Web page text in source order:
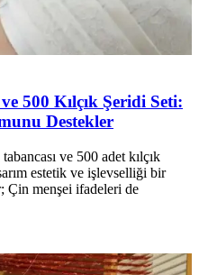
500 Kılçık Şeridi Seti:
Destekler
ve 500 adet kılçık
estetik ve işlevselliği bir
Çin menşei ifadeleri de